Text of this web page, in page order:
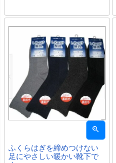
ふくらはぎを締めつけない
足にやさしい暖かい靴下で